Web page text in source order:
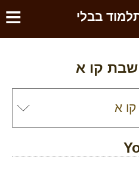
≡ בבלי
שבת קו א